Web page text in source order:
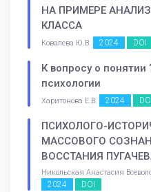
НА ПРИМЕРЕ
КЛАССА
Ковалева Ю.В. 2024 DOI
К вопросу о понятии
психологии
Харитонова Е.В. 2024 DOI
ПСИХОЛОГО-
МАССОВОГО
ВОССТАНИЯ
Никольская Анастасия
2024 DOI